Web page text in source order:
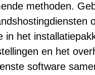
methoden.
het
en het
software